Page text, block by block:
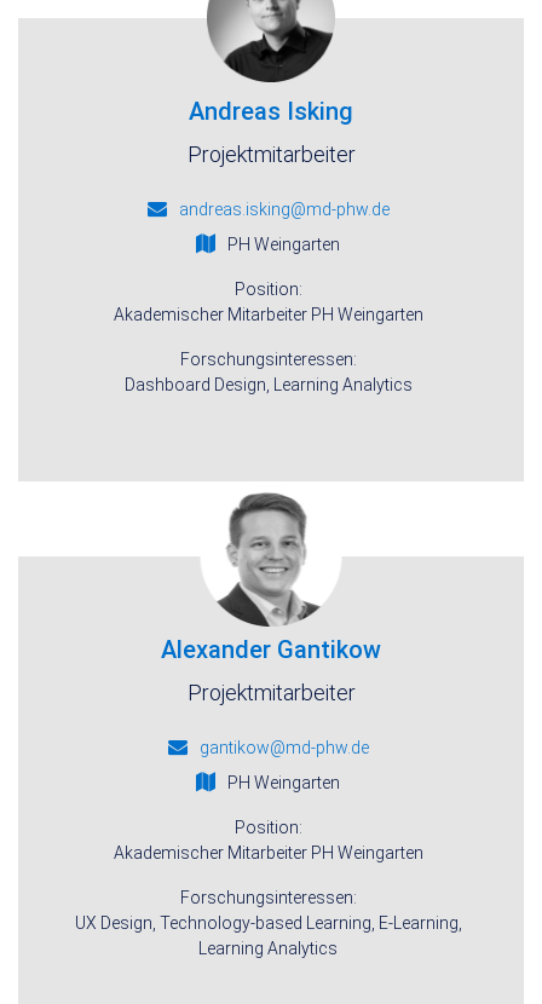
Andreas Isking
Projektmitarbeiter
andreas.isking@md-phw.de
PH Weingarten
Position:
Akademischer Mitarbeiter PH Weingarten
Forschungsinteressen:
Dashboard Design, Learning Analytics
Alexander Gantikow
Projektmitarbeiter
gantikow@md-phw.de
PH Weingarten
Position:
Akademischer Mitarbeiter PH Weingarten
Forschungsinteressen:
UX Design, Technology-based Learning, E-Learning,
Learning Analytics